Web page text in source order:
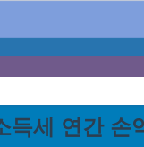
득세 연간 손